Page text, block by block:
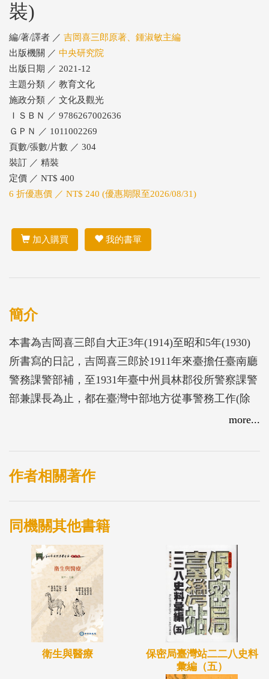
裝)
編/著/譯者 ／ 吉岡喜三郎原著、鍾淑敏主編
出版機關 ／ 中央研究院
出版日期 ／ 2021-12
主題分類 ／ 教育文化
施政分類 ／ 文化及觀光
ＩＳＢＮ ／ 9786267002636
ＧＰＮ ／ 1011002269
頁數/張數/片數 ／ 304
裝訂 ／ 精裝
定價 ／ NT$ 400
6 折優惠價 ／ NT$ 240 (優惠期限至2026/08/31)
加入購買 我的書單
簡介
本書為吉岡喜三郎自大正3年(1914)至昭和5年(1930)
所書寫的日記，吉岡喜三郎於1911年來臺擔任臺南廳
警務課警部補，至1931年臺中州員林郡役所警察課警
部兼課長為止，都在臺灣中部地方從事警務工作(除
了1919-1921年在臺東廳警務課外)，本書為研究日治
more...
作者相關著作
同機關其他書籍
衛生與醫療
保密局臺灣站二二八史料
彙編（五）